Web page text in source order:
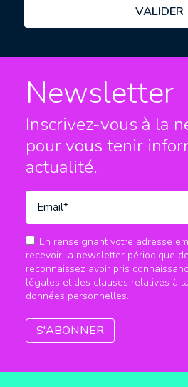
Newsletter
Inscrivez-vous à la
pour vous tenir
actualité.
En renseignant votre adresse
recevoir la newsletter périodique
reconnaissez avoir pris
légales et des clauses relatives à
données personnelles.